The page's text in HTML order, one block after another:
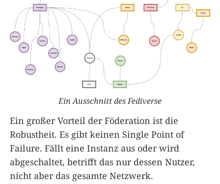
Ein Ausschnitt des Fediverse
Ein großer Vorteil der Föderation ist die
Robustheit. Es gibt keinen Single Point of
Failure. Fällt eine Instanz aus oder wird
abgeschaltet, betrifft das nur dessen Nutzer,
nicht aber das gesamte Netzwerk.